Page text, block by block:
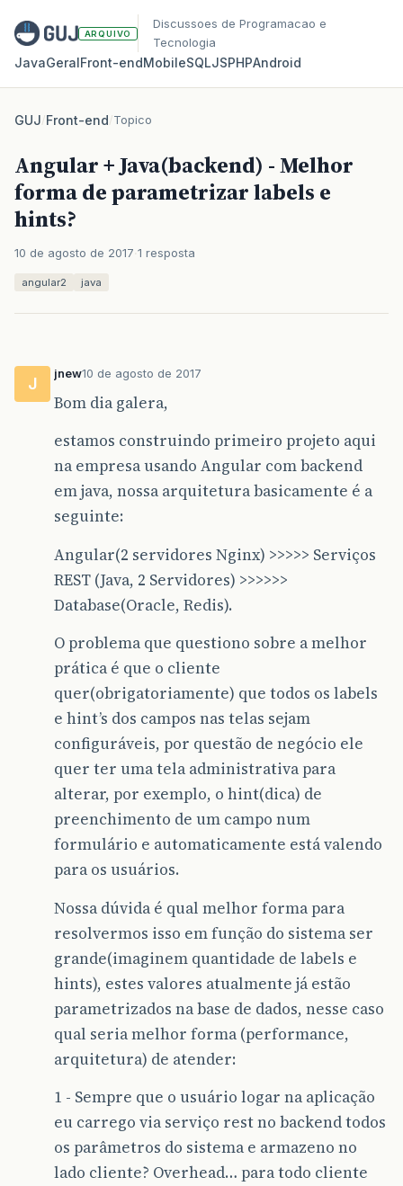
ARQUIVO
Discussoes de Programacao e
Tecnologia
JavaGeralFront‑endMobileSQLJSPHPAndroid
GUJ/Front-end/Topico
Angular + Java(backend) - Melhor
forma de parametrizar labels e
hints?
10 de agosto de 2017 1 resposta
angular2 java
J
jnew10 de agosto de 2017
Bom dia galera,
estamos construindo primeiro projeto aqui
na empresa usando Angular com backend
em java, nossa arquitetura basicamente é a
seguinte:
Angular(2 servidores Nginx) >>>>> Serviços
REST (Java, 2 Servidores) >>>>>>
Database(Oracle, Redis).
O problema que questiono sobre a melhor
prática é que o cliente
quer(obrigatoriamente) que todos os labels
e hint’s dos campos nas telas sejam
configuráveis, por questão de negócio ele
quer ter uma tela administrativa para
alterar, por exemplo, o hint(dica) de
preenchimento de um campo num
formulário e automaticamente está valendo
para os usuários.
Nossa dúvida é qual melhor forma para
resolvermos isso em função do sistema ser
grande(imaginem quantidade de labels e
hints), estes valores atualmente já estão
parametrizados na base de dados, nesse caso
qual seria melhor forma (performance,
arquitetura) de atender:
1 - Sempre que o usuário logar na aplicação
eu carrego via serviço rest no backend todos
os parâmetros do sistema e armazeno no
lado cliente? Overhead… para todo cliente